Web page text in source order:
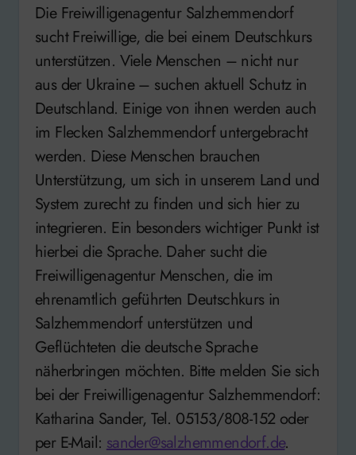
Die Freiwilligenagentur Salzhemmendorf
sucht Freiwillige, die bei einem Deutschkurs
unterstützen. Viele Menschen – nicht nur
aus der Ukraine – suchen aktuell Schutz in
Deutschland. Einige von ihnen werden auch
im Flecken Salzhemmendorf untergebracht
werden. Diese Menschen brauchen
Unterstützung, um sich in unserem Land und
System zurecht zu finden und sich hier zu
integrieren. Ein besonders wichtiger Punkt ist
hierbei die Sprache. Daher sucht die
Freiwilligenagentur Menschen, die im
ehrenamtlich geführten Deutschkurs in
Salzhemmendorf unterstützen und
Geflüchteten die deutsche Sprache
näherbringen möchten. Bitte melden Sie sich
bei der Freiwilligenagentur Salzhemmendorf:
Katharina Sander, Tel. 05153/808-152 oder
per E-Mail: sander@salzhemmendorf.de.